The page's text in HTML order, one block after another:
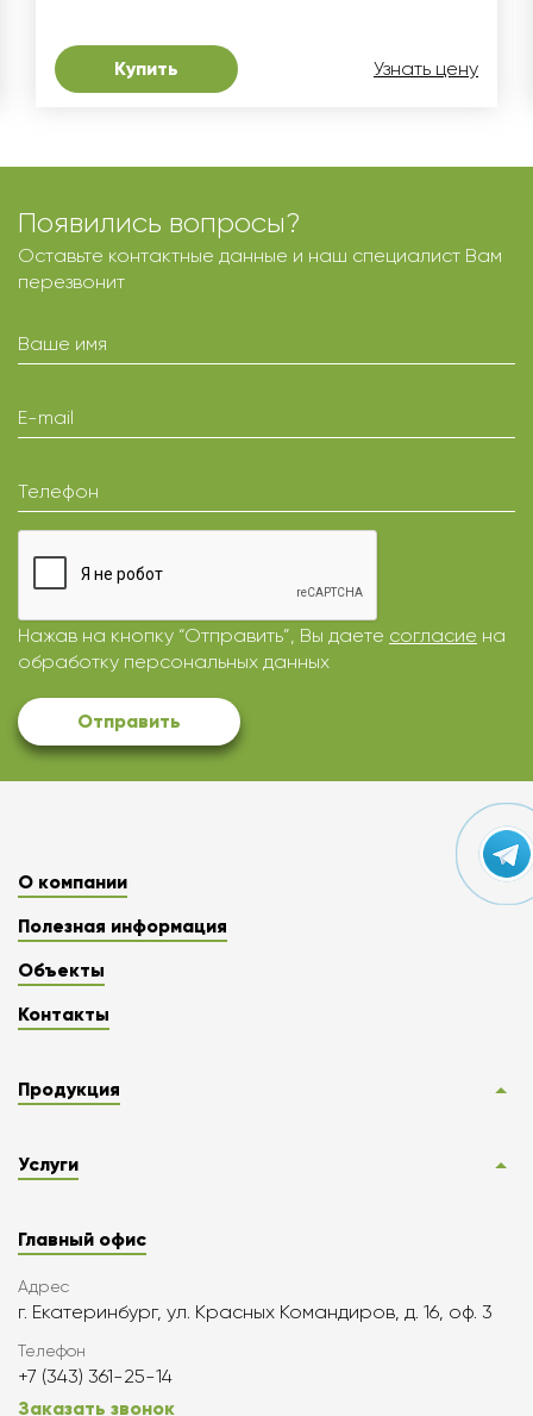
Купить Узнать цену
Появились вопросы?
Оставьте контактные данные и наш специалист Вам
перезвонит
Ваше имя
E-mail
Телефон
Нажав на кнопку “Отправить”, Вы даете согласие на
обработку персональных данных
Отправить
О компании
Полезная информация
Объекты
Контакты
Продукция
Услуги
Главный офис
Адрес
г. Екатеринбург, ул. Красных Командиров, д. 16, оф. 3
Телефон
+7 (343) 361-25-14
Заказать звонок